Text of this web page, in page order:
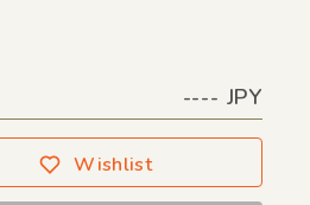
---- JPY
Wishlist